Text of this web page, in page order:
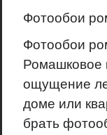
Фотообои
Фотообои
Ромашковое
ощущение
доме или
брать